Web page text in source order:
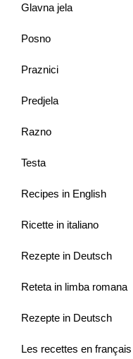
Glavna jela
Posno
Praznici
Predjela
Razno
Testa
Recipes in English
Ricette in italiano
Rezepte in Deutsch
Reteta in limba romana
Rezepte in Deutsch
Les recettes en français